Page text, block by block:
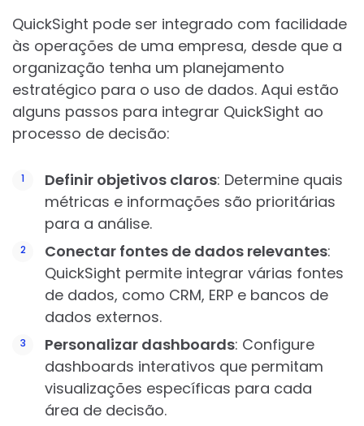
QuickSight pode ser integrado com facilidade
às operações de uma empresa, desde que a
organização tenha um planejamento
estratégico para o uso de dados. Aqui estão
alguns passos para integrar QuickSight ao
processo de decisão:
Definir objetivos claros: Determine quais
métricas e informações são prioritárias
para a análise.
Conectar fontes de dados relevantes:
QuickSight permite integrar várias fontes
de dados, como CRM, ERP e bancos de
dados externos.
Personalizar dashboards: Configure
dashboards interativos que permitam
visualizações específicas para cada
área de decisão.